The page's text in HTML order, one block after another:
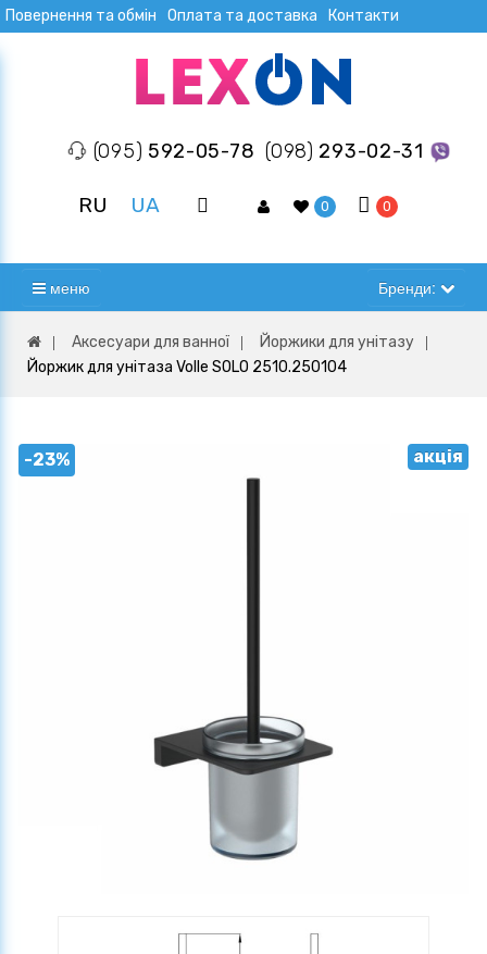
Повернення та обмін Оплата та доставка Контакти
(095) 592-05-78 (098) 293-02-31
RU UA 0 0
меню Бренди:
Аксесуари для ванної
Йоржики для унітазу
Йоржик для унітаза Volle SOLO 2510.250104
-23% акція